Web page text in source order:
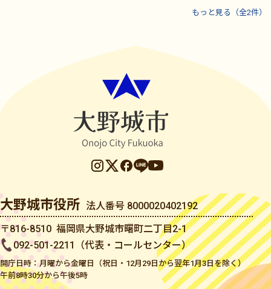
もっと見る（全2件）
大野城市役所 法人番号 8000020402192
〒816-8510 福岡県大野城市曙町二丁目2-1
092-501-2211（代表・コールセンター）
開庁日時：月曜から金曜日（祝日・12月29日から翌年1月3日を除く）
午前8時30分から午後5時